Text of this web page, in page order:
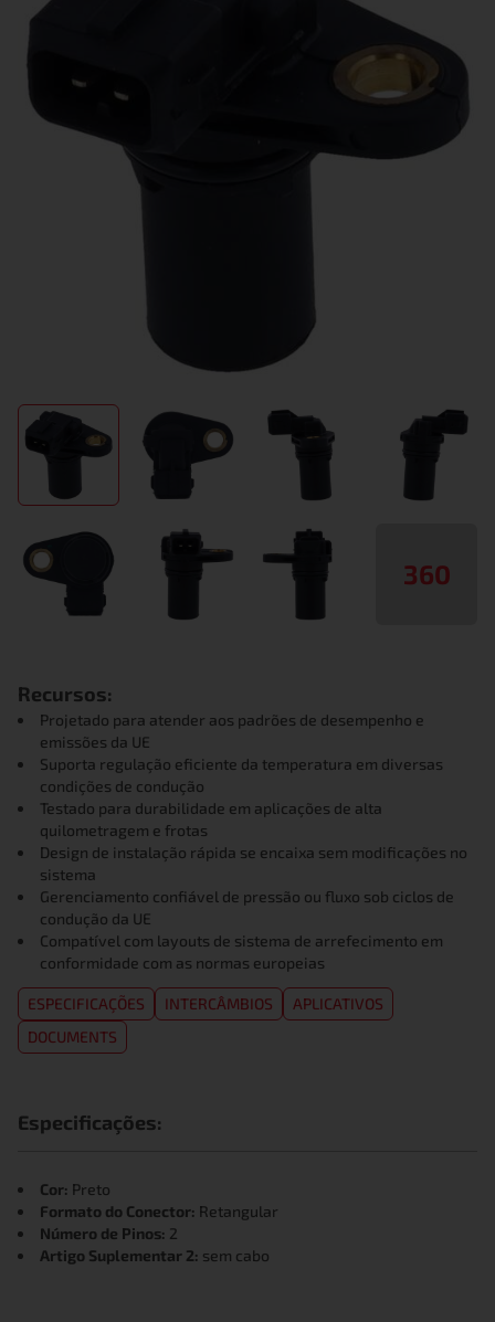
360
Recursos:
Projetado para atender aos padrões de desempenho e
emissões da UE
Suporta regulação eficiente da temperatura em diversas
condições de condução
Testado para durabilidade em aplicações de alta
quilometragem e frotas
Design de instalação rápida se encaixa sem modificações no
sistema
Gerenciamento confiável de pressão ou fluxo sob ciclos de
condução da UE
Compatível com layouts de sistema de arrefecimento em
conformidade com as normas europeias
ESPECIFICAÇÕES INTERCÂMBIOS
APLICATIVOS
DOCUMENTS
Especificações:
Cor: Preto
Formato do Conector: Retangular
Número de Pinos: 2
Artigo Suplementar 2: sem cabo